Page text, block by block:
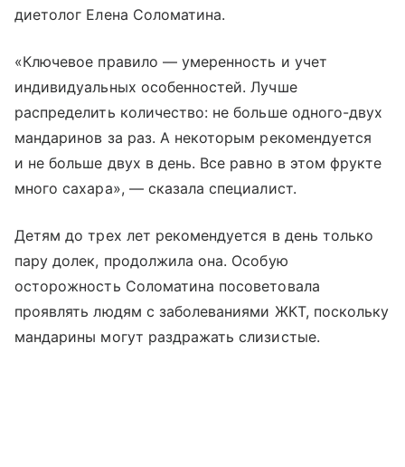
диетолог Елена Соломатина.
«Ключевое правило — умеренность и учет
индивидуальных особенностей. Лучше
распределить количество: не больше одного-двух
мандаринов за раз. А некоторым рекомендуется
и не больше двух в день. Все равно в этом фрукте
много сахара», — сказала специалист.
Детям до трех лет рекомендуется в день только
пару долек, продолжила она. Особую
осторожность Соломатина посоветовала
проявлять людям с заболеваниями ЖКТ, поскольку
мандарины могут раздражать слизистые.